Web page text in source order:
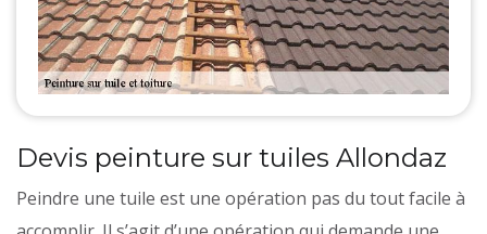
Devis peinture sur tuiles Allondaz
Peindre une tuile est une opération pas du tout facile à